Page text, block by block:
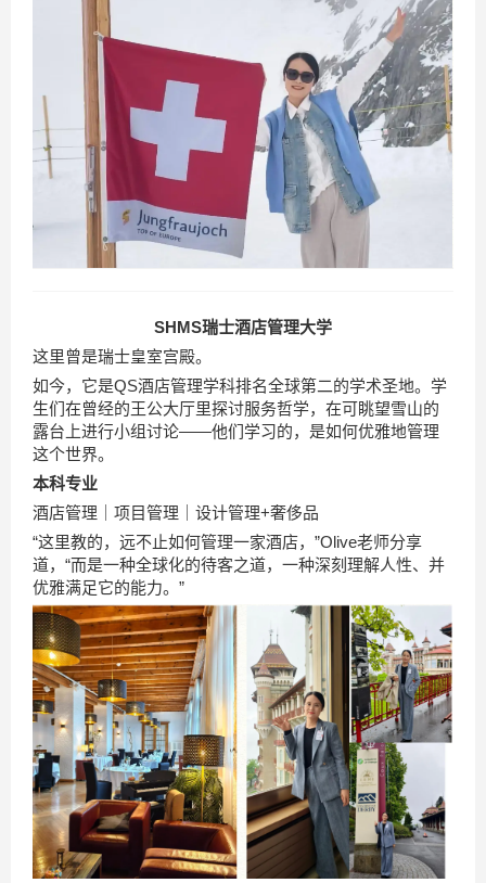
SHMS瑞士酒店管理大学
这里曾是瑞士皇室宫殿。
如今，它是QS酒店管理学科排名全球第二的学术圣地。学
生们在曾经的王公大厅里探讨服务哲学，在可眺望雪山的
露台上进行小组讨论——他们学习的，是如何优雅地管理
这个世界。
本科专业
酒店管理｜项目管理｜设计管理+奢侈品
“这里教的，远不止如何管理一家酒店，”Olive老师分享
道，“而是一种全球化的待客之道，一种深刻理解人性、并
优雅满足它的能力。”